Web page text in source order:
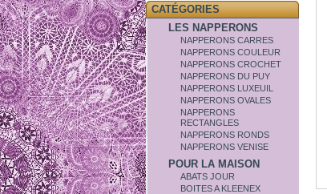
CATÉGORIES
LES NAPPERONS
NAPPERONS CARRES
NAPPERONS COULEUR
NAPPERONS CROCHET
NAPPERONS DU PUY
NAPPERONS LUXEUIL
NAPPERONS OVALES
NAPPERONS
RECTANGLES
NAPPERONS RONDS
NAPPERONS VENISE
POUR LA MAISON
ABATS JOUR
BOITES A KLEENEX